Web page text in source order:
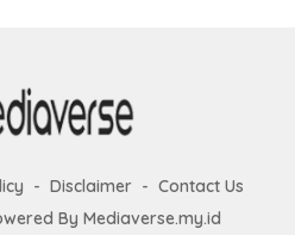
Disclaimer
Contact Us
By Mediaverse.my.id